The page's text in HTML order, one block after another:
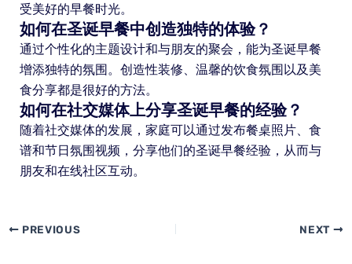
受美好的早餐时光。
如何在圣诞早餐中创造独特的体验？
通过个性化的主题设计和与朋友的聚会，能为圣诞早餐
增添独特的氛围。创造性装修、温馨的饮食氛围以及美
食分享都是很好的方法。
如何在社交媒体上分享圣诞早餐的经验？
随着社交媒体的发展，家庭可以通过发布餐桌照片、食
谱和节日氛围视频，分享他们的圣诞早餐经验，从而与
朋友和在线社区互动。
PREVIOUS NEXT